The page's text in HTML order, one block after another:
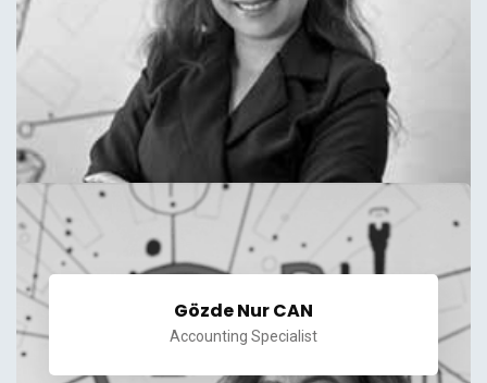
Gözde Nur CAN
Accounting Specialist